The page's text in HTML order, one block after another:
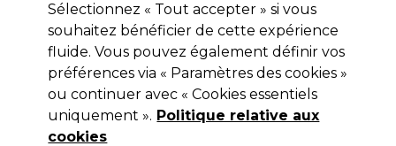
XP100 Intense Radiance Coloration
Permanente 100ml 9.0
10,55 €
Sélectionnez « Tout accepter » si vous
souhaitez bénéficier de cette expérience
fluide. Vous pouvez également définir vos
préférences via « Paramètres des cookies »
ou continuer avec « Cookies essentiels
uniquement ». Politique relative aux
cookies